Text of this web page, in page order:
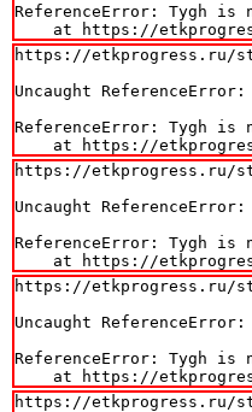
ReferenceError: Tygh is
at https://
https://etkprogress.ru/
Uncaught
ReferenceError: Tygh is
at https://
https://etkprogress.ru/
Uncaught
ReferenceError: Tygh is
at https://
https://etkprogress.ru/
Uncaught
ReferenceError: Tygh is
at https://
https://etkprogress.ru/